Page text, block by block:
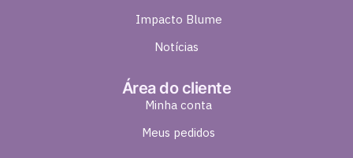
Impacto Blume
Notícias
Área do cliente
Minha conta
Meus pedidos